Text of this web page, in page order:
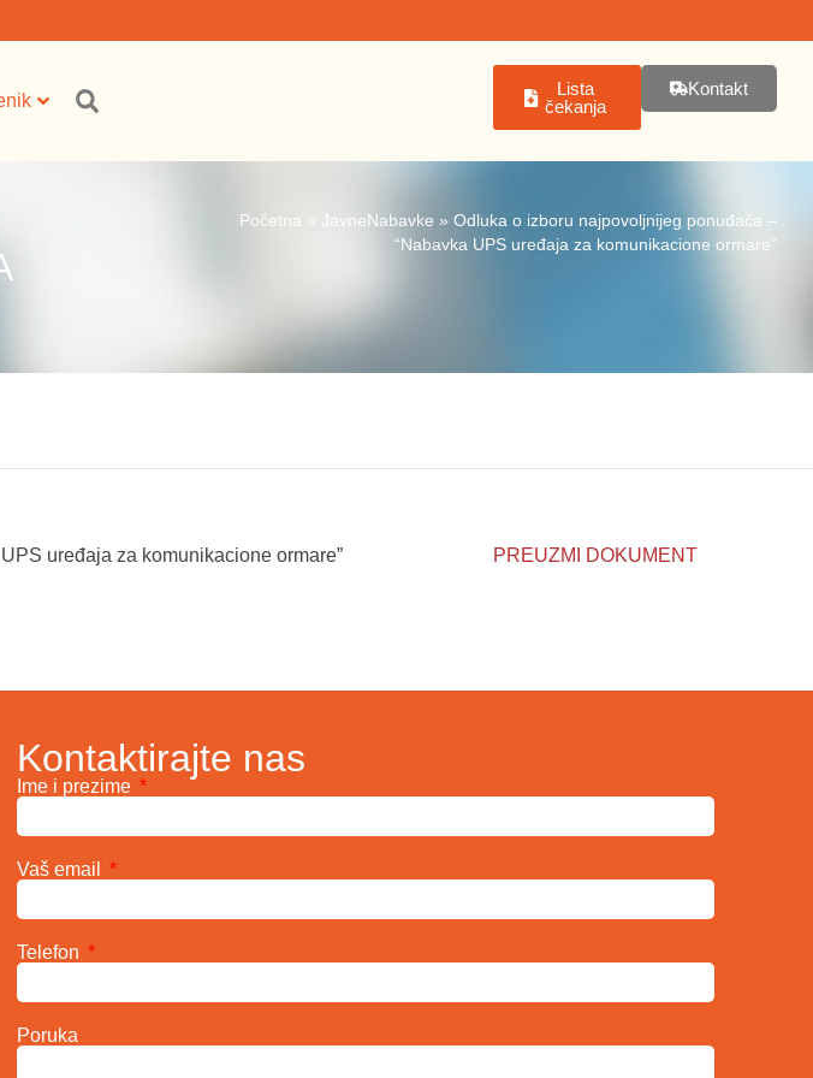
Lista
čekanja
Kontakt
Početna » JavneNabavke » Odluka o izboru najpovoljnijeg ponuđača –
“Nabavka UPS uređaja za komunikacione ormare”
uređaja za komunikacione ormare” PREUZMI DOKUMENT
Kontaktirajte nas
Ime i prezime
Vaš email
Telefon
Poruka